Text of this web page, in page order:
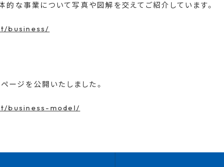
的な事業について写真や図解を交えてご紹介しています。
business/
ジを公開いたしました。
business-model/